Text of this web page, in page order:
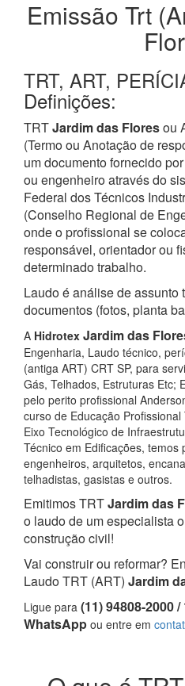
Emissão Trt
TRT, ART,
Definições:
TRTJardim das Floresou
(Termo ou Anotação de
um documento fornecido
ou engenheiro através do
Federal dos Técnicos
(Conselho Regional de
onde o profissional se
responsável, orientador ou
determinado trabalho.
Laudo é análise de assunto
documentos (fotos, planta
A Hidrotex Jardim das
Engenharia, Laudo técnico,
(antiga ART) CRT SP, para
Gás, Telhados, Estruturas Etc;
pelo perito profissional
curso de Educação
Eixo Tecnológico de
Técnico em Edificações, temos
engenheiros, arquitetos,
telhadistas, gasistas e outros.
Emitimos TRTJardim das
o laudo de um especialista
construção civil!
Vai construir ou reformar?
Laudo TRT (ART) Jardim
Ligue para (11) 94808-2000
WhatsApp ou entre em